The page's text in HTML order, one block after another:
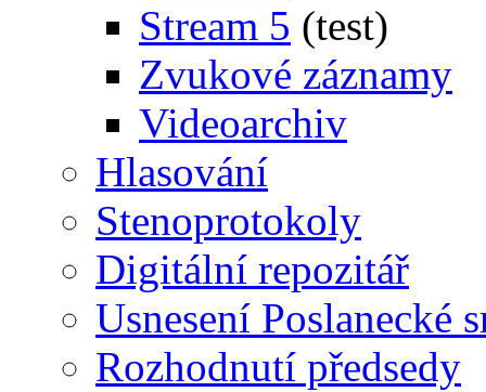
Stream 5 (test)
Zvukové záznamy
Videoarchiv
Hlasování
Stenoprotokoly
Digitální repozitář
Usnesení Poslanecké
Rozhodnutí předsedy